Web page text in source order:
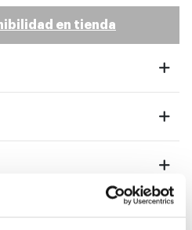
en tienda